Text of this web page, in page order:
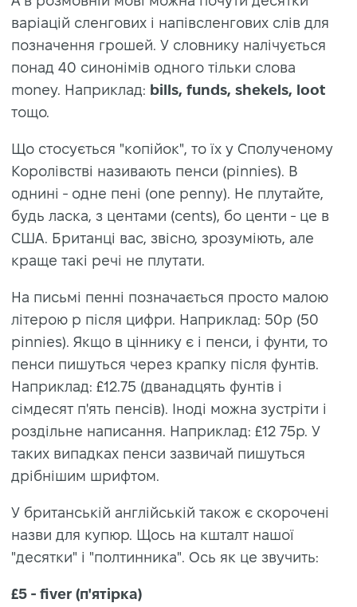
варіацій сленгових і напівсленгових слів для
позначення грошей. У словнику налічується
понад 40 синонімів одного тільки слова
money. Наприклад: bills, funds, shekels, loot
тощо.
Що стосується "копійок", то їх у Сполученому
Королівстві називають пенси (pinnies). В
однині - одне пені (one penny). Не плутайте,
будь ласка, з центами (cents), бо центи - це в
США. Британці вас, звісно, зрозуміють, але
краще такі речі не плутати.
На письмі пенні позначається просто малою
літерою p після цифри. Наприклад: 50p (50
pinnies). Якщо в ціннику є і пенси, і фунти, то
пенси пишуться через крапку після фунтів.
Наприклад: £12.75 (дванадцять фунтів і
сімдесят п'ять пенсів). Іноді можна зустріти і
роздільне написання. Наприклад: £12 75p. У
таких випадках пенси зазвичай пишуться
дрібнішим шрифтом.
У британській англійській також є скорочені
назви для купюр. Щось на кшталт нашої
"десятки" і "полтинника". Ось як це звучить:
£5 - fiver (п'ятірка)